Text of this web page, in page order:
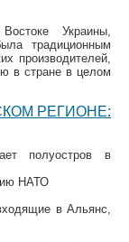
Украины,
традиционным
производителей,
в стране в целом
РЕГИОНЕ:
полуостров в
НАТО
в Альянс,